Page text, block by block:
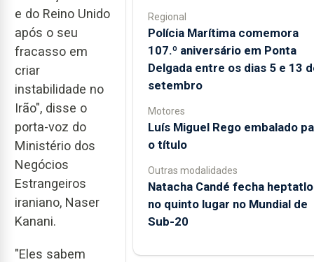
e do Reino Unido
após o seu
fracasso em
criar
instabilidade no
Irão", disse o
porta-voz do
Ministério dos
Negócios
Estrangeiros
iraniano, Naser
Kanani.
"Eles sabem
Regional
Polícia Marítima comemora
107.º aniversário em Ponta
Delgada entre os dias 5 e 13
setembro
Motores
Luís Miguel Rego embalado
o título
Outras modalidades
Natacha Candé fecha heptatlo
no quinto lugar no Mundial de
Sub-20